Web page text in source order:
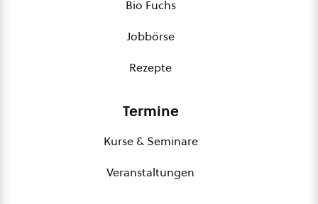
Bio Fuchs
Jobbörse
Rezepte
Termine
Kurse & Seminare
Veranstaltungen